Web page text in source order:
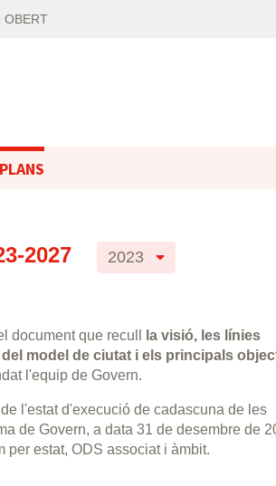
OBERT
PLANS
2027 2023
document que recull
la visió, les línies
model de ciutat i els principals
l'equip de Govern.
l'estat d'execució de cadascuna de les
de Govern, a data 31 de desembre de
per estat, ODS associat i àmbit.